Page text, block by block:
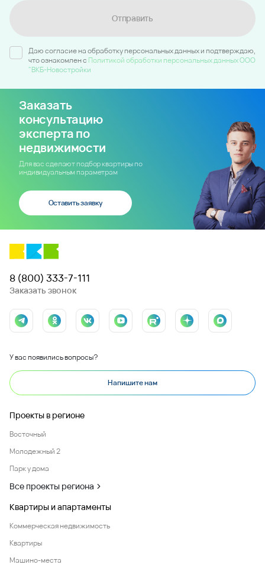
Отправить
Даю согласие на обработку персональных данных и подтверждаю,
что ознакомлен c Политикой обработки персональных данных ООО
"ВКБ-Новостройки
Заказать
консультацию
эксперта по
недвижимости
Для вас сделают подбор квартиры по
индивидуальным параметрам
Оставить заявку
8 (800) 333-7-111
Заказать звонок
У вас появились вопросы?
Напишите нам
Проекты в регионе
Восточный
Молодежный 2
Парк у дома
Все проекты региона
Квартиры и апартаменты
Коммерческая недвижимость
Квартиры
Машино-места